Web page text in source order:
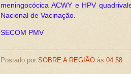
meningocócica ACWY e HPV
Nacional de Vacinação.
SECOM PMV
Postado por SOBRE A REGIÃO às 04:58